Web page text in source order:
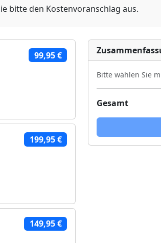
bitte den Kostenvoranschlag aus.
99,95 €
199,95 €
149,95 €
Bitte wählen Sie
Gesamt